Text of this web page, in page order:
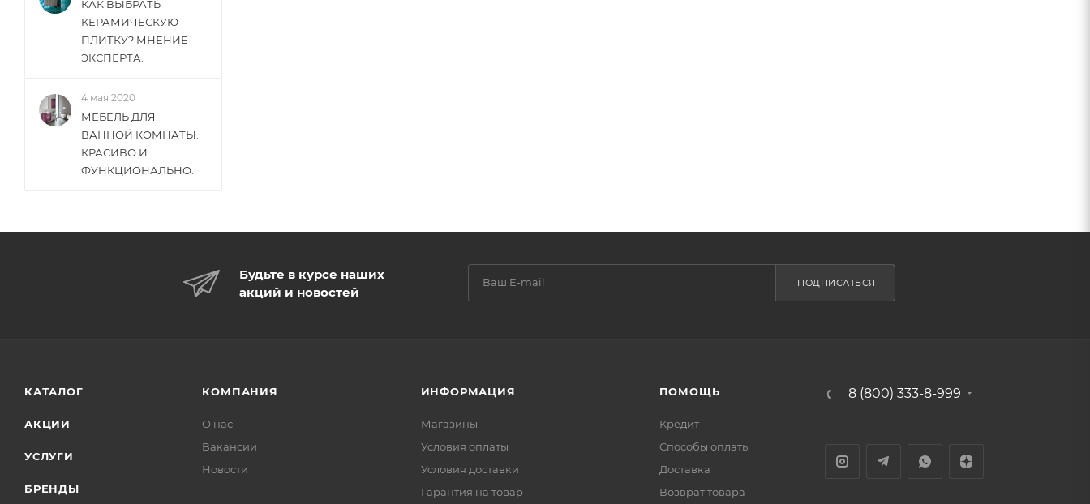
КАК ВЫБРАТЬ
КЕРАМИЧЕСКУЮ
ПЛИТКУ? МНЕНИЕ
ЭКСПЕРТА.
4 мая 2020
МЕБЕЛЬ ДЛЯ
ВАННОЙ КОМНАТЫ.
КРАСИВО И
ФУНКЦИОНАЛЬНО.
Будьте в курсе наших
акций и новостей
ПОДПИСАТЬСЯ
КАТАЛОГ
АКЦИИ
УСЛУГИ
БРЕНДЫ
КОМПАНИЯ
О нас
Вакансии
Новости
ИНФОРМАЦИЯ
Магазины
Условия оплаты
Условия доставки
Гарантия на товар
ПОМОЩЬ
Кредит
Способы оплаты
Доставка
Возврат товара
8 (800) 333-8-999